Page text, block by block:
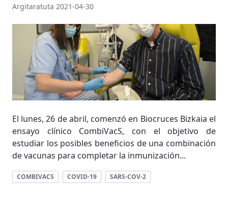
Argitaratuta 2021-04-30
El lunes, 26 de abril, comenzó en Biocruces Bizkaia el
ensayo clínico CombiVacS, con el objetivo de
estudiar los posibles beneficios de una combinación
de vacunas para completar la inmunización...
COMBIVACS COVID-19 SARS-COV-2